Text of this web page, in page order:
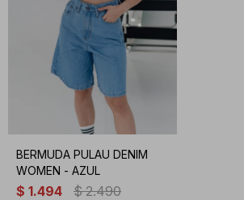
BERMUDA PULAU DENIM
WOMEN - AZUL
$ 1.494 $ 2.490